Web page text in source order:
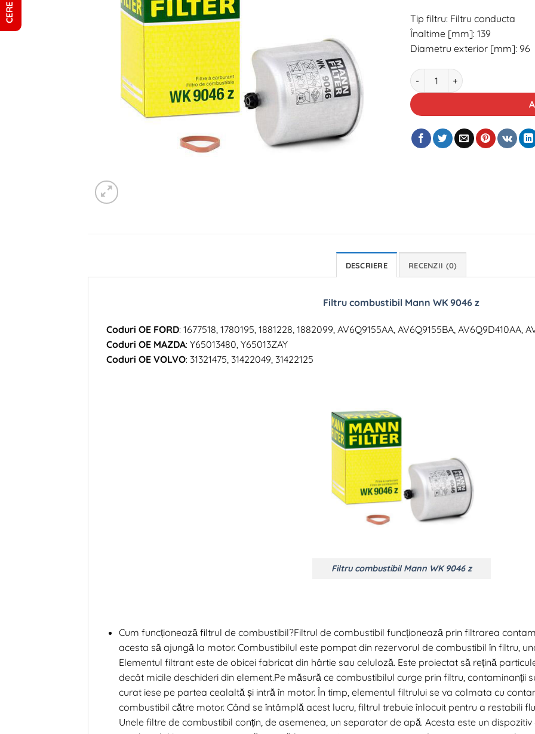
Tip filtru: Filtru conducta
Înaltime [mm]: 139
Diametru exterior [mm]: 96
Cantitate Filtru combustibil
DESCRIERE RECENZII (0)
Filtru combustibil Mann WK 9046 z
Coduri OE FORD: 1677518, 1780195, 1881228, 1882099, AV6Q9155AA, AV6Q9155BA, AV6Q9D410AA,
Coduri OE MAZDA: Y65013480, Y65013ZAY
Coduri OE VOLVO: 31321475, 31422049, 31422125
Filtru combustibil Mann WK 9046 z
Cum funcționează filtrul de combustibil?Filtrul de combustibil funcționează prin filtrarea
acesta să ajungă la motor. Combustibilul este pompat din rezervorul de combustibil în filtru,
Elementul filtrant este de obicei fabricat din hârtie sau celuloză. Este proiectat să rețină
decât micile deschideri din element.Pe măsură ce combustibilul curge prin filtru, contaminanții
curat iese pe partea cealaltă și intră în motor. În timp, elementul filtrului se va colmata cu
combustibil către motor. Când se întâmplă acest lucru, filtrul trebuie înlocuit pentru a restabili
Unele filtre de combustibil conțin, de asemenea, un separator de apă. Acesta este un